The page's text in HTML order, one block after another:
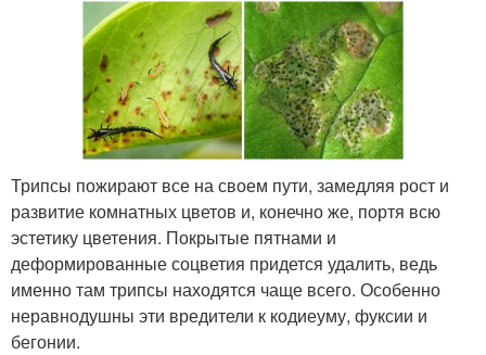
Трипсы пожирают все на своем пути, замедляя рост и
развитие комнатных цветов и, конечно же, портя всю
эстетику цветения. Покрытые пятнами и
деформированные соцветия придется удалить, ведь
именно там трипсы находятся чаще всего. Особенно
неравнодушны эти вредители к кодиеуму, фуксии и
бегонии.